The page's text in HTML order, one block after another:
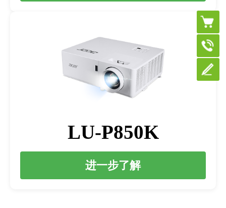
LU-P850K
进一步了解